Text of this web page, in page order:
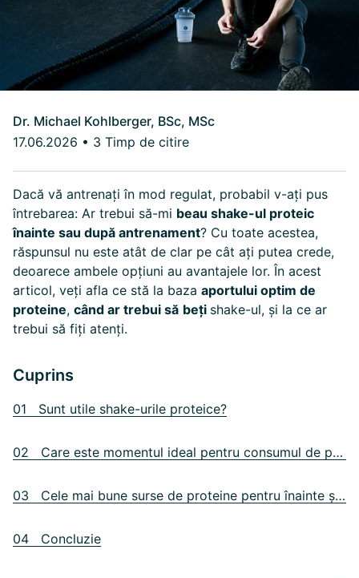
Dr. Michael Kohlberger, BSc, MSc
17.06.2026 • 3 Timp de citire
Dacă vă antrenați în mod regulat, probabil v-ați pus
întrebarea: Ar trebui să-mi beau shake-ul proteic
înainte sau după antrenament? Cu toate acestea,
răspunsul nu este atât de clar pe cât ați putea crede,
deoarece ambele opțiuni au avantajele lor. În acest
articol, veți afla ce stă la baza aportului optim de
proteine, când ar trebui să beți shake-ul, și la ce ar
trebui să fiți atenți.
Cuprins
01 Sunt utile shake-urile proteice?
02 Care este momentul ideal pentru consumul de proteine?
03 Cele mai bune surse de proteine pentru înainte și după efort
04 Concluzie